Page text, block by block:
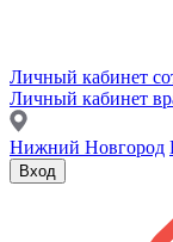
Личный кабинет
Личный кабинет
Нижний Новгород
Вход